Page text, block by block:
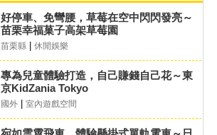
好停車、免彎腰，草莓在空中閃閃發亮～
苗栗幸福菓子高架草莓園
苗栗縣 休閒娛樂
專為兒童體驗打造，自己賺錢自己花～東
京KidZania Tokyo
國外 室內遊戲空間